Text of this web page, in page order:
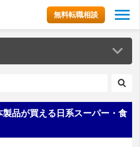
無料転職相談
品が買える日系スーパー・食